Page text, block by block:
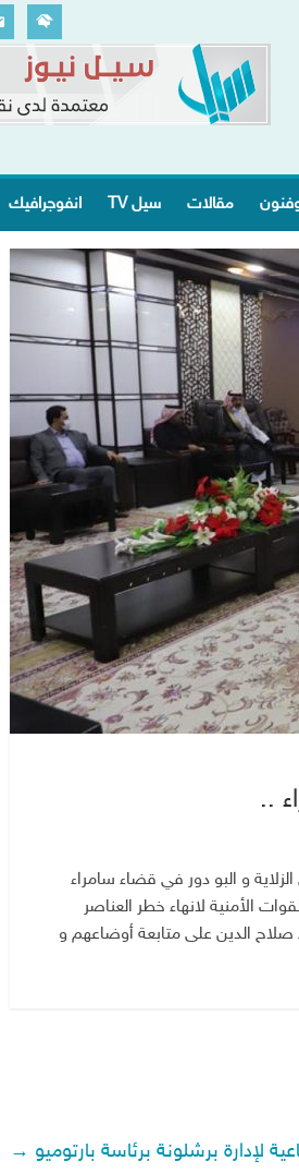
مقالات سيل TV انفوجرافيك
..
و البو دور في قضاء سامراء
الأمنية لانهاء خطر العناصر
صلاح الدين على متابعة أوضاعهم و
لإدارة برشلونة برئاسة بارتوميو →